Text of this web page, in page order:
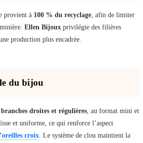
provient à 100 % du recyclage , afin de limiter
Ellen Bijoux privilégie des filières
production plus encadrée.
du bijou
branches droites et régulières , au format mini et
et uniforme, ce qui renforce l’aspect
croix . Le système de clou maintient la